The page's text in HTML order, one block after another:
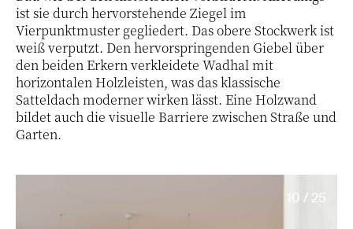
ist sie durch hervorstehende Ziegel im
Vierpunktmuster gegliedert. Das obere Stockwerk ist
weiß verputzt. Den hervorspringenden Giebel über
den beiden Erkern verkleidete Wadhal mit
horizontalen Holzleisten, was das klassische
Satteldach moderner wirken lässt. Eine Holzwand
bildet auch die visuelle Barriere zwischen Straße und
Garten.
10 / 25